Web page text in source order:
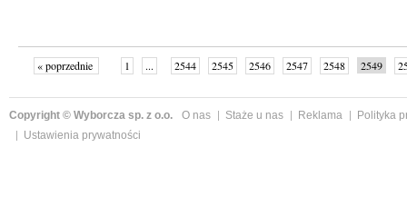
« poprzednie 1 ... 2544 2545 2546 2547 2548 2549
Copyright © Wyborcza sp. z o.o. O nas Staże u nas Reklama
Polityka
Ustawienia prywatności